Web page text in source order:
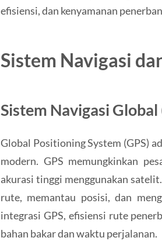
efisiensi, dan kenyamanan
Sistem Navigasi
Sistem Navigasi Global
Global Positioning System (GPS)
modern. GPS memungkinkan
akurasi tinggi menggunakan
rute, memantau posisi, dan
integrasi GPS, efisiensi rute
bahan bakar dan waktu perjalanan.